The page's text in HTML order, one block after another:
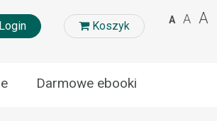
Koszyk
Login A A A
Darmowe ebooki